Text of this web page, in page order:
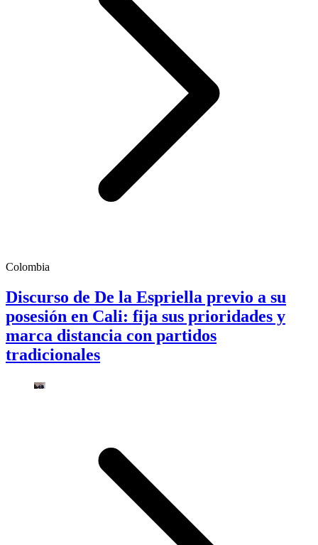
Colombia
Discurso de De la Espriella previo a su
posesión en Cali: fija sus prioridades y
marca distancia con partidos
tradicionales